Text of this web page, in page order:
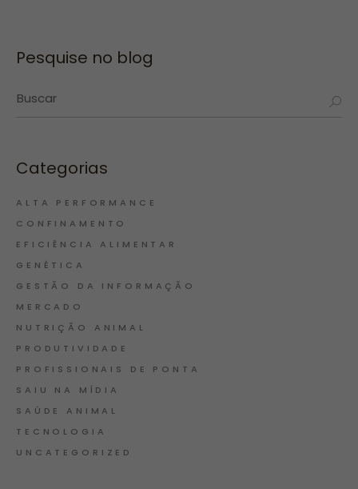
Pesquise no blog
Categorias
ALTA PERFORMANCE
CONFINAMENTO
EFICIÊNCIA ALIMENTAR
GENÉTICA
GESTÃO DA INFORMAÇÃO
MERCADO
NUTRIÇÃO ANIMAL
PRODUTIVIDADE
PROFISSIONAIS DE PONTA
SAIU NA MÍDIA
SAÚDE ANIMAL
TECNOLOGIA
UNCATEGORIZED